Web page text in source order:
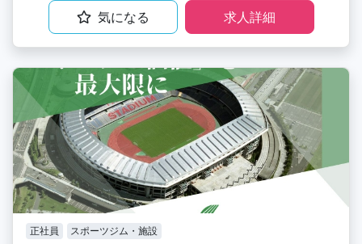
気になる 求人詳細
正社員 スポーツジム・施設